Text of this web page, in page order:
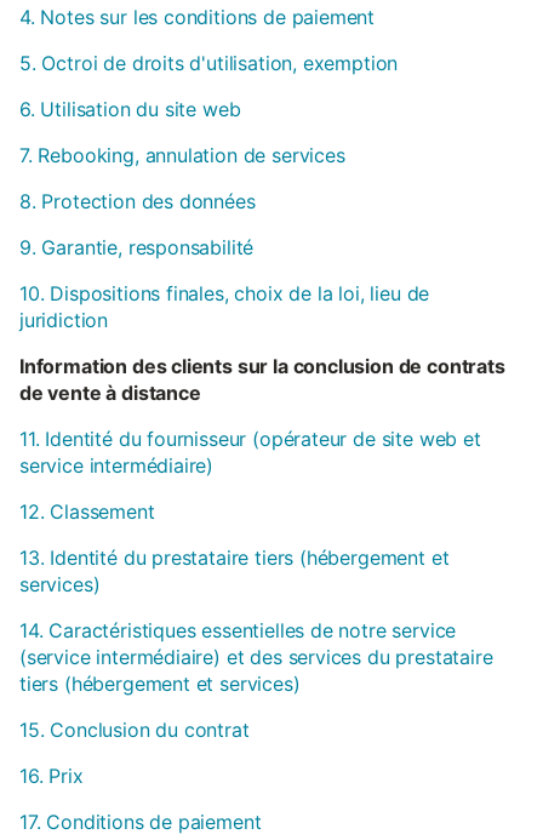
4. Notes sur les conditions de paiement
5. Octroi de droits d'utilisation, exemption
6. Utilisation du site web
7. Rebooking, annulation de services
8. Protection des données
9. Garantie, responsabilité
10. Dispositions finales, choix de la loi, lieu de
juridiction
Information des clients sur la conclusion de contrats
de vente à distance
11. Identité du fournisseur (opérateur de site web et
service intermédiaire)
12. Classement
13. Identité du prestataire tiers (hébergement et
services)
14. Caractéristiques essentielles de notre service
(service intermédiaire) et des services du prestataire
tiers (hébergement et services)
15. Conclusion du contrat
16. Prix
17. Conditions de paiement